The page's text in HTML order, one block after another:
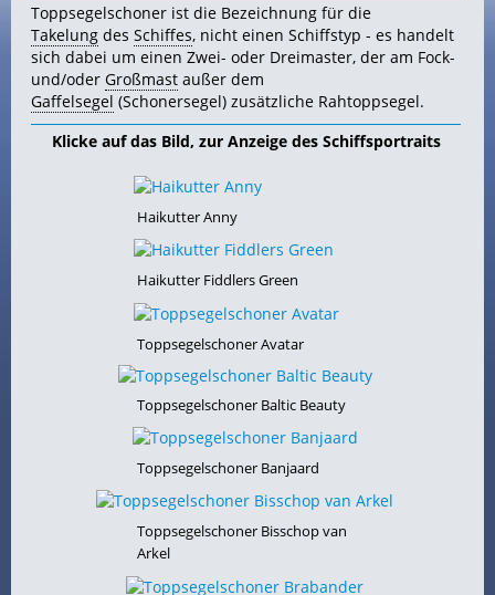
Toppsegelschoner ist die Bezeichnung für die
Takelung des Schiffes, nicht einen Schiffstyp - es handelt
sich dabei um einen Zwei- oder Dreimaster, der am Fock-
und/oder Großmast außer dem
Gaffelsegel (Schonersegel) zusätzliche Rahtoppsegel.
Klicke auf das Bild, zur Anzeige des Schiffsportraits
Haikutter Anny
Haikutter Fiddlers Green
Toppsegelschoner Avatar
Toppsegelschoner Baltic Beauty
Toppsegelschoner Banjaard
Toppsegelschoner Bisschop van
Arkel